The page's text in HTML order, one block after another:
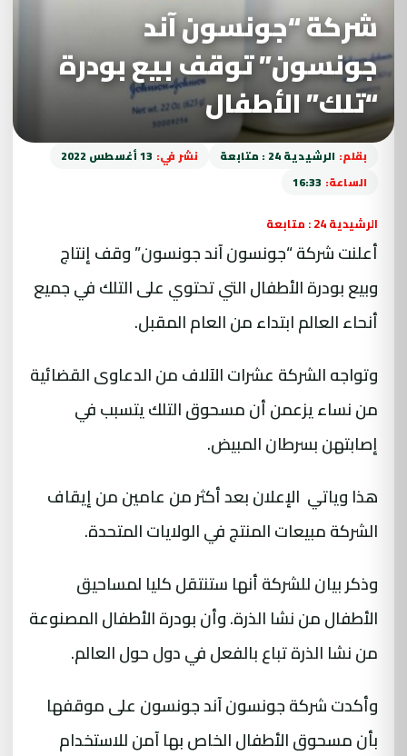
شركة “جونسون آند
جونسون” توقف بيع بودرة
“تلك” الأطفال
بقلم: الرشيدية 24 : متابعة نشر في: 13 أغسطس 2022
الساعة: 16:33
الرشيدية 24 : متابعة
أعلنت شركة “جونسون آند جونسون” وقف إنتاج
وبيع بودرة الأطفال التي تحتوي على التلك في جميع
أنحاء العالم ابتداء من العام المقبل.
وتواجه الشركة عشرات الآلاف من الدعاوى القضائية
من نساء يزعمن أن مسحوق التلك يتسبب في
إصابتهن بسرطان المبيض.
هذا وياتي الإعلان بعد أكثر من عامين من إيقاف
الشركة مبيعات المنتج في الولايات المتحدة.
وذكر بيان للشركة أنها ستنتقل كليا لمساحيق
الأطفال من نشا الذرة. وأن بودرة الأطفال المصنوعة
من نشا الذرة تباع بالفعل في دول حول العالم.
وأكدت شركة جونسون آند جونسون على موقفها
بأن مسحوق الأطفال الخاص بها آمن للاستخدام